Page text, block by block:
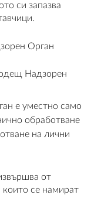
си запазва
Орган
Надзорен
е уместно само
обработване
на лични
от
се намират